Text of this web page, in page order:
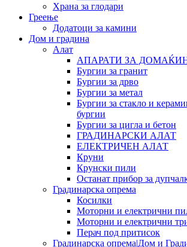
Храна за глодари
Греење
Додатоци за камини
Дом и градина
Алат
АПАРАТИ ЗА
Бургии за гранит
Бургии за дрво
Бургии за метал
Бургии за стакло и
бургии
Бургии за цигла и бетон
ГРАДИНАРСКИ АЛАТ
ЕЛЕКТРИЧЕН АЛАТ
Круни
Крунски пили
Останат прибор за
Градинарска опрема
Косилки
Моторни и електрични
Моторни и електрични
Перач под притисок
Градинарска опрема|Дом и